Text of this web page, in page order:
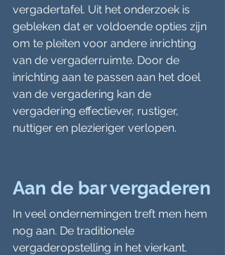
vergadertafel. Uit het onderzoek is
gebleken dat er voldoende opties zijn
om te pleiten voor andere inrichting
van de vergaderruimte. Door de
inrichting aan te passen aan het doel
van de vergadering kan de
vergadering effectiever, rustiger,
nuttiger en plezieriger verlopen.
Aan de bar vergaderen
In veel ondernemingen treft men hem
nog aan. De traditionele
vergaderopstelling in het vierkant.